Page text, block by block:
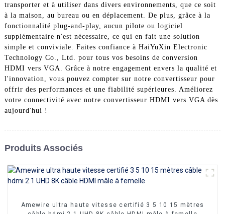
transporter et à utiliser dans divers environnements, que ce soit
à la maison, au bureau ou en déplacement. De plus, grâce à la
fonctionnalité plug-and-play, aucun pilote ou logiciel
supplémentaire n'est nécessaire, ce qui en fait une solution
simple et conviviale. Faites confiance à HaiYuXin Electronic
Technology Co., Ltd. pour tous vos besoins de conversion
HDMI vers VGA. Grâce à notre engagement envers la qualité et
l'innovation, vous pouvez compter sur notre convertisseur pour
offrir des performances et une fiabilité supérieures. Améliorez
votre connectivité avec notre convertisseur HDMI vers VGA dès
aujourd'hui !
Produits Associés
Amewire ultra haute vitesse certifié 3 5 10 15 mètres